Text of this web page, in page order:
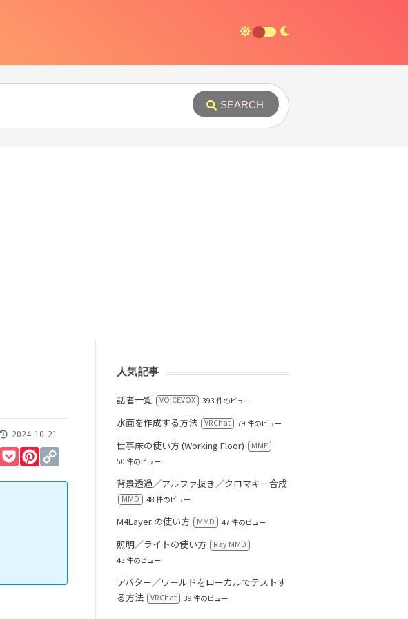
SEARCH
2024-10-21
HatenaPocketPinterest
人気記事
話者一覧 VOICEVOX 393 件のビュー
水面を作成する方法 VRChat 79 件のビュー
仕事床の使い方 (Working Floor)
MME
50 件のビュー
背景透過／アルファ抜き／クロマキー合成
MMD 48 件のビュー
M4Layer の使い方 MMD 47 件のビュー
照明／ライトの使い方
Ray MMD
43 件のビュー
アバター／ワールドをローカルでテストす
る方法
VRChat 39 件のビュー